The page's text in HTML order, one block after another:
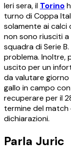
Ieri sera, il Torino
turno di Coppa
solamente ai calci
non sono riusciti
squadra di Serie
problema. Inoltre,
uscito per un
da valutare
gallo in campo
recuperare per il
termine del match
dichiarazioni.
Parla Juric